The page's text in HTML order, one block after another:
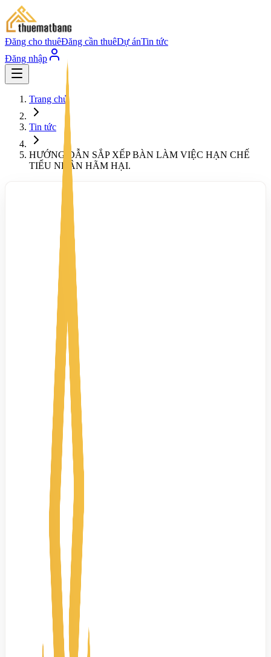
Đăng cho thuêĐăng cần thuêDự ánTin tức
Đăng nhập
Trang chủ
Tin tức
HƯỚNG DẪN SẮP XẾP BÀN LÀM VIỆC HẠN CHẾ
TIỂU NHÂN HÃM HẠI.